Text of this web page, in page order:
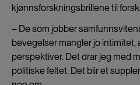
kjønnsforskningsbrillene til
– De som jobber
bevegelser mangler jo intimitet,
perspektiver. Det drar jeg med
politiske feltet. Det blir et